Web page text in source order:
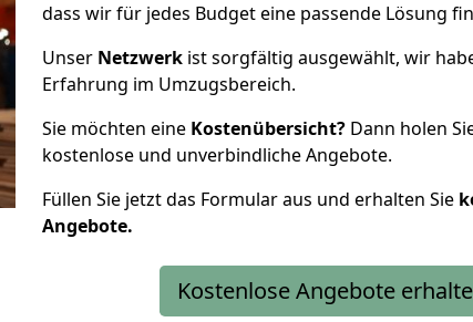
dass wir für jedes Budget eine passende Lösung
Unser Netzwerk ist sorgfältig ausgewählt, wir
Erfahrung im Umzugsbereich.
Sie möchten eine Kostenübersicht? Dann holen
kostenlose und unverbindliche Angebote.
Füllen Sie jetzt das Formular aus und erhalten Sie
Angebote.
Kostenlose Angebote